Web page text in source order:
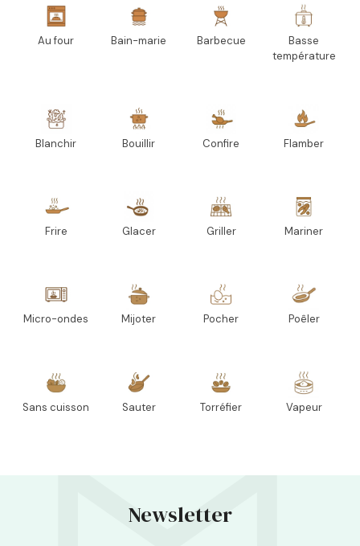
Au four Bain-marie Barbecue
Basse
température
Blanchir Bouillir Confire Flamber
Frire Glacer Griller Mariner
Micro-ondes Mijoter Pocher Poêler
Sans cuisson Sauter Torréfier Vapeur
Newsletter